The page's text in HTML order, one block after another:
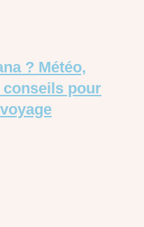
? Météo,
pour